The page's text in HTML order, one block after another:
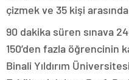
çizmek ve 35 kişi
90 dakika süren sınava
150’den fazla öğrencinin
Binali Yıldırım